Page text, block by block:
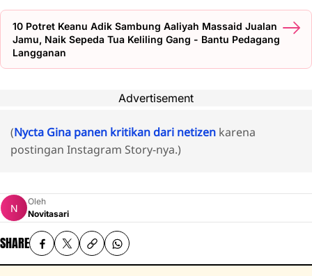
10 Potret Keanu Adik Sambung Aaliyah Massaid Jualan
Jamu, Naik Sepeda Tua Keliling Gang - Bantu Pedagang
Langganan
Advertisement
(Nycta Gina panen kritikan dari netizen karena
postingan Instagram Story-nya.)
Oleh
Novitasari
SHARE